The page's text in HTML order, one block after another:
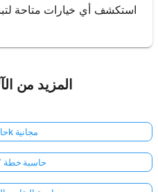
المزيد من
حاسبة 401k مجانية
حاسبة خطة 457 مجانية